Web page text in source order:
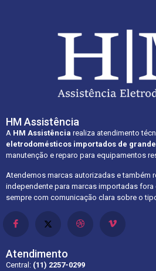
HM Assistência
A HM Assistência realiza atendimento
eletrodomésticos importados de
manutenção e reparo para equipamentos
Atendemos marcas autorizadas e também
independente para marcas importadas fora
sempre com comunicação clara sobre o
Atendimento
Central: (11) 2257-0299